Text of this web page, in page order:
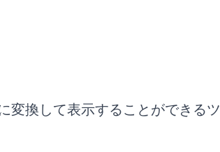
変換して表示することができるツ